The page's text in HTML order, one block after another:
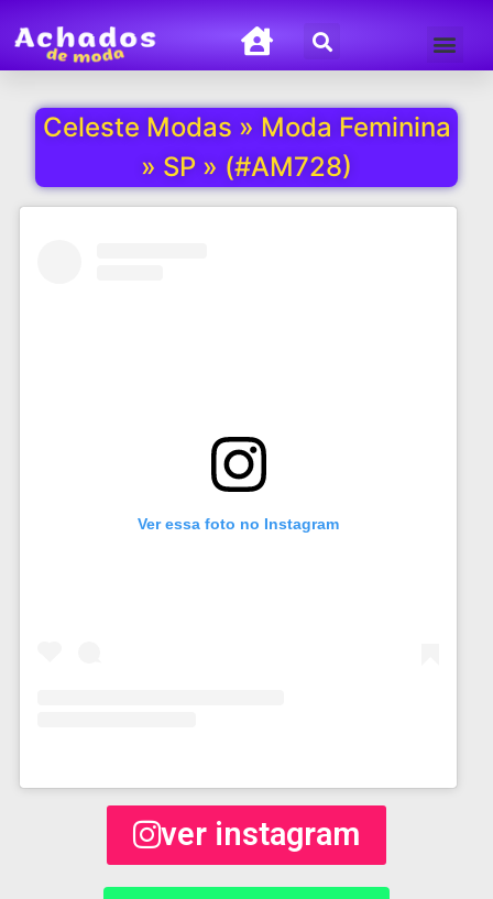
Celeste Modas » Moda Feminina
» SP » (#AM728)
Ver essa foto no Instagram
ver instagram